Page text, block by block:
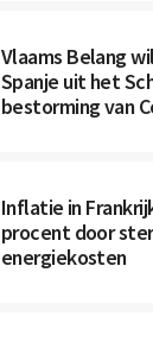
Vlaams Belang
Spanje uit het
bestorming van
Inflatie in
procent door
energiekosten